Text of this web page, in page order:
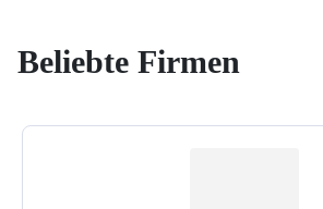
Beliebte Firmen